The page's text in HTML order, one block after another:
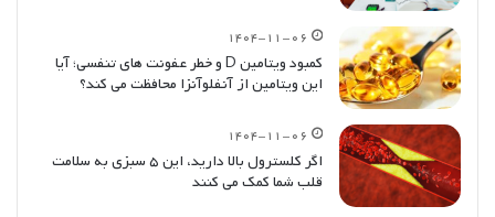
۱۴۰۴-۱۱-۰۶
کمبود ویتامین D و خطر عفونت های تنفسی؛ آیا
این ویتامین از آنفلوآنزا محافظت می کند؟
۱۴۰۴-۱۱-۰۶
اگر کلسترول بالا دارید، این ۵ سبزی به سلامت
قلب شما کمک می کنند